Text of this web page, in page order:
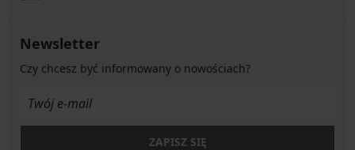
Newsletter
Czy chcesz być informowany o nowościach?
ZAPISZ SIĘ